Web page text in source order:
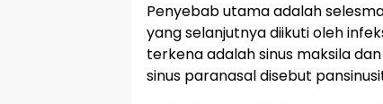
Penyebab utama adalah
yang selanjutnya diikuti oleh
terkena adalah sinus maksila
sinus paranasal disebut